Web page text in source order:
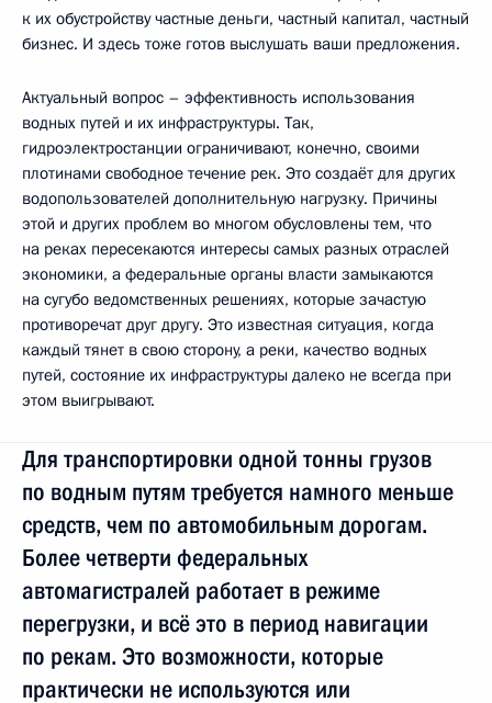
к их обустройству частные деньги, частный капитал, частный
бизнес. И здесь тоже готов выслушать ваши предложения.
Актуальный вопрос – эффективность использования
водных путей и их инфраструктуры. Так,
гидроэлектростанции ограничивают, конечно, своими
плотинами свободное течение рек. Это создаёт для других
водопользователей дополнительную нагрузку. Причины
этой и других проблем во многом обусловлены тем, что
на реках пересекаются интересы самых разных отраслей
экономики, а федеральные органы власти замыкаются
на сугубо ведомственных решениях, которые зачастую
противоречат друг другу. Это известная ситуация, когда
каждый тянет в свою сторону, а реки, качество водных
путей, состояние их инфраструктуры далеко не всегда при
этом выигрывают.
Для транспортировки одной тонны грузов
по водным путям требуется намного меньше
средств, чем по автомобильным дорогам.
Более четверти федеральных
автомагистралей работает в режиме
перегрузки, и всё это в период навигации
по рекам. Это возможности, которые
практически не используются или